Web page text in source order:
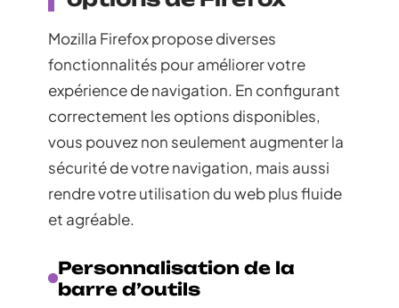
Mozilla Firefox propose diverses
fonctionnalités pour améliorer votre
expérience de navigation. En configurant
correctement les options disponibles,
vous pouvez non seulement augmenter la
sécurité de votre navigation, mais aussi
rendre votre utilisation du web plus fluide
et agréable.
Personnalisation de la
barre d’outils